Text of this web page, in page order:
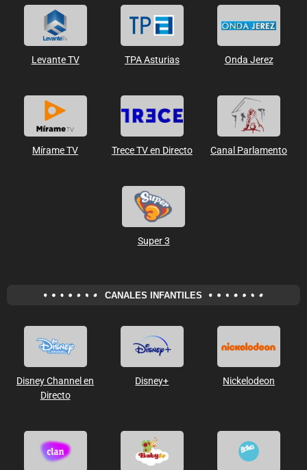
Levante TV TPA Asturias Onda Jerez
Mírame TV Trece TV en Directo Canal Parlamento
Super 3
CANALES INFANTILES
Disney Channel en
Directo
Disney+ Nickelodeon